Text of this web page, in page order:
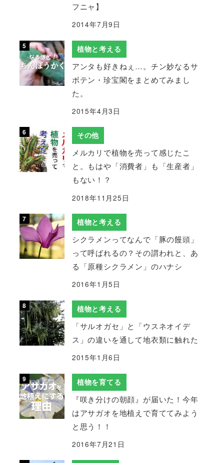
フニャ】
2014年7月9日
植物と考える
アンタも好きねぇ…。チン妙なるサ
ボテン・珍宝閣をまとめてみまし
た。
2015年4月3日
その他
メルカリで植物を売って感じたこ
と。もはや「消費者」も「生産者」
もない！？
2018年11月25日
植物と考える
シクラメンってなんで「豚の饅頭」
って呼ばれるの？その謂われと、あ
る「原種シクラメン」のハナシ
2016年1月5日
植物と考える
「サルオガセ」と「ウスネオイデ
ス」の違いを通して地衣類に触れた
2015年1月6日
植物を育てる
『咲き分けの朝顔』が届いた！今年
はアサガオを地植えで育ててみよう
と思う！！
2016年7月21日